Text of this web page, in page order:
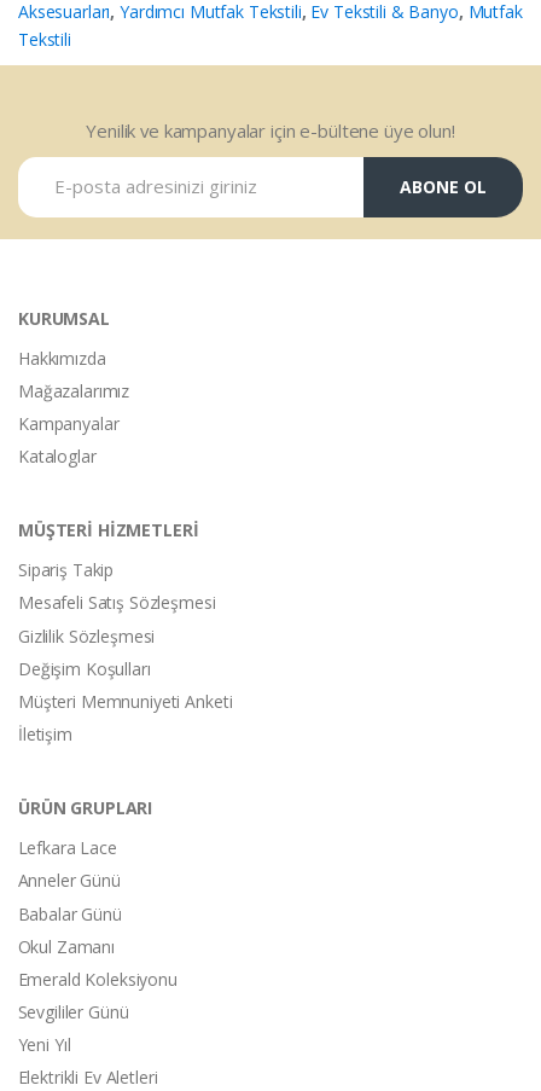
Aksesuarları,Yardımcı Mutfak Tekstili, Ev Tekstili & Banyo, Mutfak
Tekstili
Yenilik ve kampanyalar için e-bültene üye olun!
ABONE OL
KURUMSAL
Hakkımızda
Mağazalarımız
Kampanyalar
Kataloglar
MÜŞTERİ HİZMETLERİ
Sipariş Takip
Mesafeli Satış Sözleşmesi
Gizlilik Sözleşmesi
Değişim Koşulları
Müşteri Memnuniyeti Anketi
İletişim
ÜRÜN GRUPLARI
Lefkara Lace
Anneler Günü
Babalar Günü
Okul Zamanı
Emerald Koleksiyonu
Sevgililer Günü
Yeni Yıl
Elektrikli Ev Aletleri